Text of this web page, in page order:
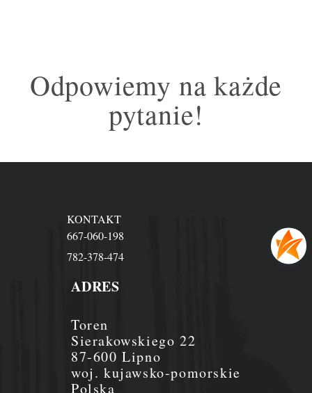
Odpowiemy na każde
pytanie!
ADRES
Toren
Sierakowskiego 22
87-600 Lipno
woj. kujawsko-pomorskie
Polska
KONTAKT
667-060-198
782-378-474